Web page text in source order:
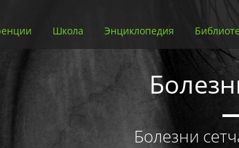
Болезни
Школа Энциклопедия